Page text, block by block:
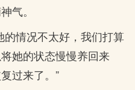
气。
的情况不太好，我们打算
她的状态慢慢养回来
过来了。”